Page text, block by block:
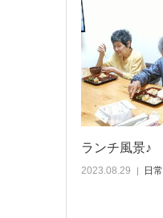
ランチ風景♪
2023.08.29 日常